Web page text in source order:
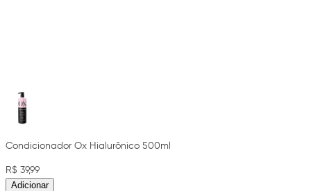
Condicionador Ox Hialurônico 500ml
R$ 39,99
Adicionar